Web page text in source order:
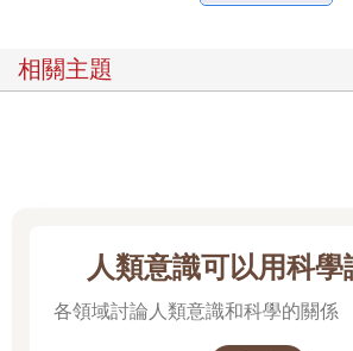
相關主題
人類意識可以用科學
各領域討論人類意識和科學的關係